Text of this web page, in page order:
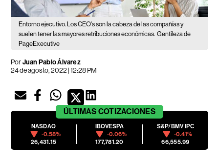
Entorno ejecutivo. Los CEO's son la cabeza de las compañías y
suelen tener las mayores retribuciones económicas. Gentileza de
PageExecutive
PorJuan Pablo Álvarez
24 de agosto, 2022 | 12:28 PM
ÚLTIMAS COTIZACIONES
NASDAQ
-0.58%
26,431.15
IBOVESPA
-0.06%
177,781.20
S&P/BMV IPC
-0.41%
66,555.99